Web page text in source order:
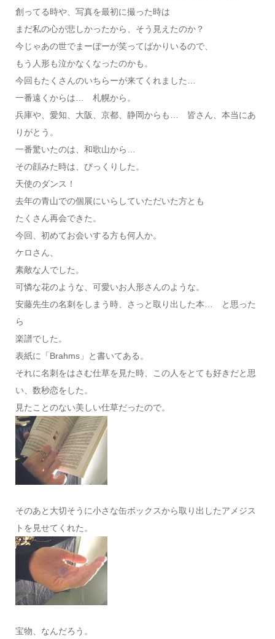
創ってる時や、写真を最初に撮った時は
まだ私の心が悲しかったから、そう見えたのか？
今じゃあの世でまーぼーが笑ってばかりいるので、
もう人形も泣かなくなったのかも。
今回もたくさんのいちらーが来てくれました…
一番遠くからは… 札幌から。
兵庫や、愛知、大阪、京都、静岡からも… 皆さん、本当にあ
りがとう。
一番驚いたのは、和歌山から…
その顔みた時は、びっくりした。
天使のダンス！
去年の青山での個展にいらしていただいた方とも
たくさん再会できた。
今回、初めてお会いする方も何人か。
ケロさん、
素敵な人でした。
可憐な花のような、可愛いお人形さんのような。
安藤先生の名刺をしまう時、さっと取り出した本… と思った
ら
楽譜でした。
表紙に「Brahms」と書いてある。
それに名刺をはさむ仕草を見た時、この人をとても好きだと思
い、数秒恋をした。
見たことのない美しい仕草だったので。
そのあと大切そうに小さな缶ボックスから取り出したアメジス
トを見せてくれた。
宝物、なんだろう。